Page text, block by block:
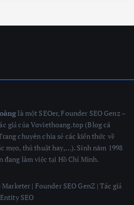
là một SEOer, Founder SEO Genz –
giả của Voviethoang.top (Blog cá
chuyên chia sẻ các kiến thức về
mẹo, thủ thuật hay,…). Sinh năm 1998
đang làm việc tại Hồ Chí Minh.
| Founder SEO GenZ | Tác giả
SEO